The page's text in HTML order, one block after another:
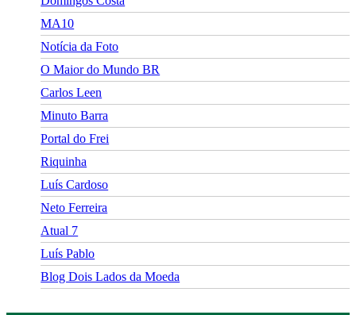
MA10
Notícia da Foto
O Maior do Mundo BR
Carlos Leen
Minuto Barra
Portal do Frei
Riquinha
Luís Cardoso
Neto Ferreira
Atual 7
Luís Pablo
Blog Dois Lados da Moeda